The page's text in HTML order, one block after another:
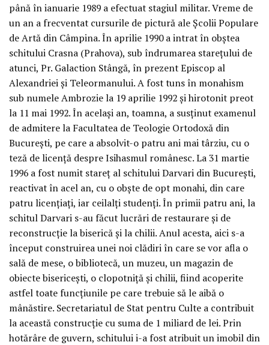
până în ianuarie 1989 a efectuat stagiul militar. Vreme de
un an a frecventat cursurile de pictură ale Şcolii Populare
de Artă din Câmpina. În aprilie 1990 a intrat în obştea
schitului Crasna (Prahova), sub îndrumarea stareţului de
atunci, Pr. Galaction Stângă, în prezent Episcop al
Alexandriei şi Teleormanului. A fost tuns în monahism
sub numele Ambrozie la 19 aprilie 1992 şi hirotonit preot
la 11 mai 1992. În acelaşi an, toamna, a susţinut examenul
de admitere la Facultatea de Teologie Ortodoxă din
Bucureşti, pe care a absolvit-o patru ani mai târziu, cu o
teză de licenţă despre Isihasmul românesc. La 31 martie
1996 a fost numit stareţ al schitului Darvari din Bucureşti,
reactivat în acel an, cu o obşte de opt monahi, din care
patru licenţiaţi, iar ceilalţi studenţi. În primii patru ani, la
schitul Darvari s-au făcut lucrări de restaurare şi de
reconstrucţie la biserică şi la chilii. Anul acesta, aici s-a
început construirea unei noi clădiri în care se vor afla o
sală de mese, o bibliotecă, un muzeu, un magazin de
obiecte bisericeşti, o clopotniţă şi chilii, fiind acoperite
astfel toate funcţiunile pe care trebuie să le aibă o
mânăstire. Secretariatul de Stat pentru Culte a contribuit
la această construcţie cu suma de 1 miliard de lei. Prin
hotărâre de guvern, schitului i-a fost atribuit un imobil din